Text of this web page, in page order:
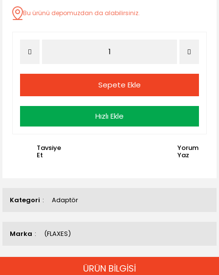
Kategori Adaptör
Marka (FLAXES)
Bu ürünü depomuzdan da alabilirsiniz.
Sepete Ekle
Hızlı Ekle
Tavsiye
Et
Yorum
Yaz
ÜRÜN BİLGİSİ